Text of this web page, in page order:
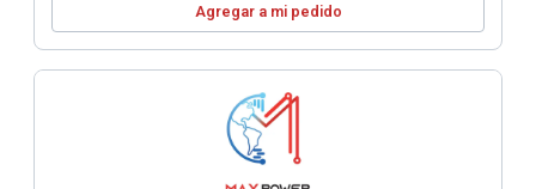
Agregar a mi pedido